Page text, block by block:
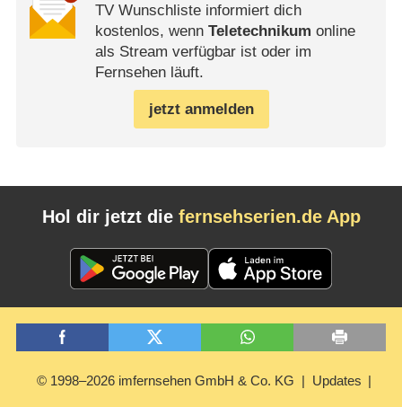
TV Wunschliste informiert dich
kostenlos, wenn Teletechnikum online
als Stream verfügbar ist oder im
Fernsehen läuft.
jetzt anmelden
Hol dir jetzt die fernsehserien.de App
© 1998–2026 imfernsehen GmbH & Co. KG Updates